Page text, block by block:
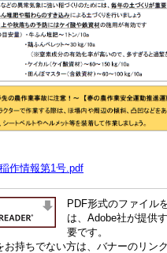
作情報第1号.pdf
PDF形式のファイル
は、Adobe社が提供
要です。
お持ちでない方は、バナーのリン